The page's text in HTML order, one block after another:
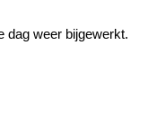
dag weer bijgewerkt.